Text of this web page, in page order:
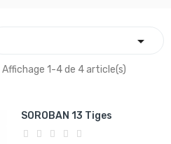

Affichage 1-4 de 4 article(s)
SOROBAN 13 Tiges